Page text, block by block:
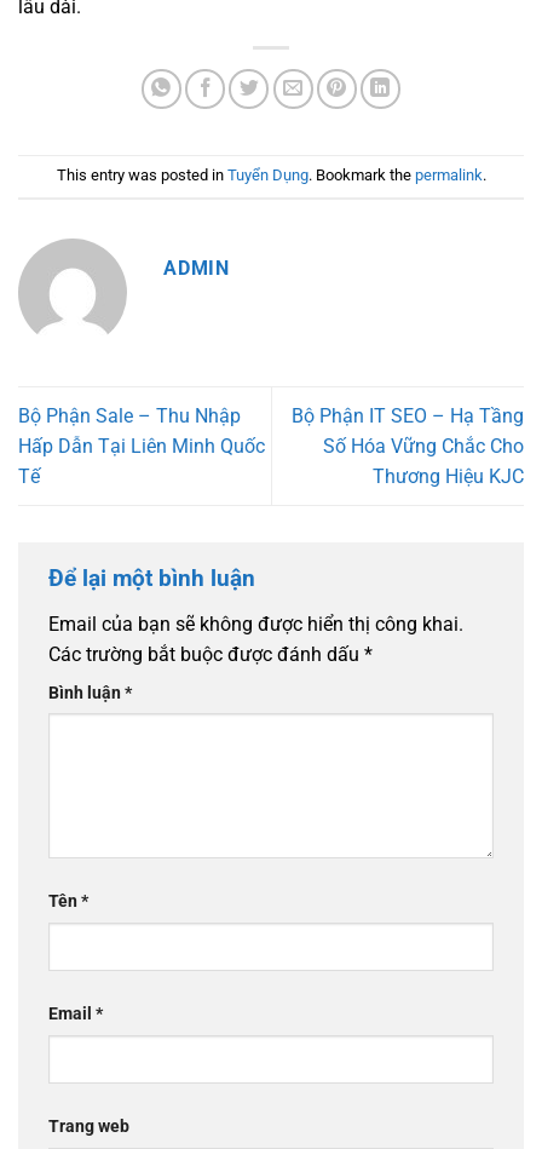
lâu dài.
This entry was posted in Tuyển Dụng. Bookmark the permalink.
ADMIN
Bộ Phận Sale – Thu Nhập
Hấp Dẫn Tại Liên Minh Quốc
Tế
Bộ Phận IT SEO – Hạ Tầng
Số Hóa Vững Chắc Cho
Thương Hiệu KJC
Để lại một bình luận
Email của bạn sẽ không được hiển thị công khai.
Các trường bắt buộc được đánh dấu *
Bình luận*
Tên*
Email *
Trang web